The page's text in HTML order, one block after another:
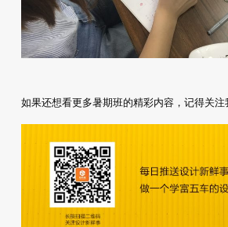
如果还想看更多暑期班的精彩内容，记得关注